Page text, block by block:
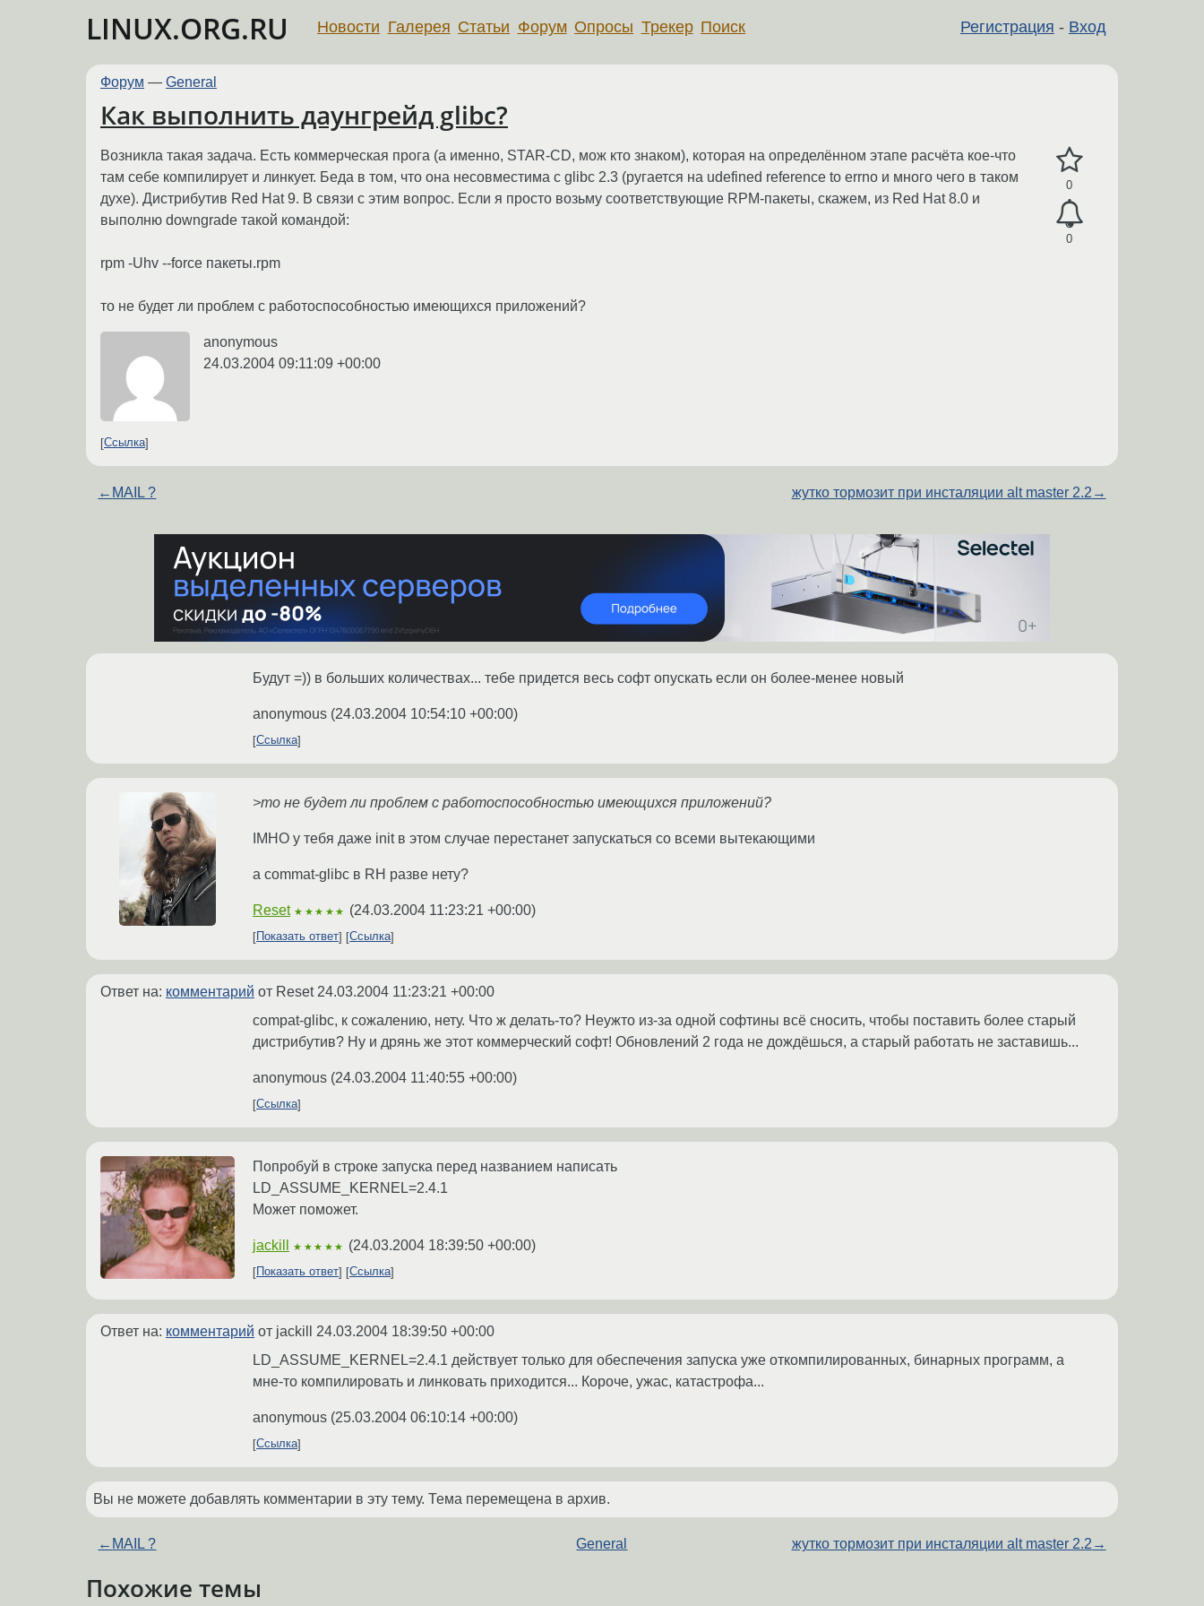
LINUX.ORG.RU Регистрация - Вход
Новости Галерея Статьи Форум Опросы Трекер Поиск
Форум — General
Как выполнить даунгрейд glibc?
0
0
Возникла такая задача. Есть коммерческая прога (а именно, STAR-CD, мож кто знаком), которая на определённом этапе расчёта кое-что
там себе компилирует и линкует. Беда в том, что она несовместима с glibc 2.3 (ругается на udefined reference to errno и много чего в таком
духе). Дистрибутив Red Hat 9. В связи с этим вопрос. Если я просто возьму соответствующие RPM-пакеты, скажем, из Red Hat 8.0 и
выполню downgrade такой командой:
rpm -Uhv --force пакеты.rpm
то не будет ли проблем с работоспособностью имеющихся приложений?
anonymous
24.03.2004 09:11:09 +00:00
Ссылка
← MAIL ? жутко тормозит при инсталяции alt master 2.2 →
Будут =)) в больших количествах... тебе придется весь софт опускать если он более-менее новый
anonymous (24.03.2004 10:54:10 +00:00)
Ссылка
>то не будет ли проблем с работоспособностью имеющихся приложений?
IMHO у тебя даже init в этом случае перестанет запускаться со всеми вытекающими
а commat-glibc в RH разве нету?
Reset ★★★★★ (24.03.2004 11:23:21 +00:00)
Показать ответ Ссылка
Ответ на: комментарий от Reset 24.03.2004 11:23:21 +00:00
compat-glibc, к сожалению, нету. Что ж делать-то? Неужто из-за одной софтины всё сносить, чтобы поставить более старый
дистрибутив? Ну и дрянь же этот коммерческий софт! Обновлений 2 года не дождёшься, а старый работать не заставишь...
anonymous (24.03.2004 11:40:55 +00:00)
Ссылка
Попробуй в строке запуска перед названием написать
LD_ASSUME_KERNEL=2.4.1
Может поможет.
jackill ★★★★★ (24.03.2004 18:39:50 +00:00)
Показать ответ Ссылка
Ответ на: комментарий от jackill 24.03.2004 18:39:50 +00:00
LD_ASSUME_KERNEL=2.4.1 действует только для обеспечения запуска уже откомпилированных, бинарных программ, а
мне-то компилировать и линковать приходится... Короче, ужас, катастрофа...
anonymous (25.03.2004 06:10:14 +00:00)
Ссылка
Вы не можете добавлять комментарии в эту тему. Тема перемещена в архив.
← MAIL ? General жутко тормозит при инсталяции alt master 2.2 →
Похожие темы